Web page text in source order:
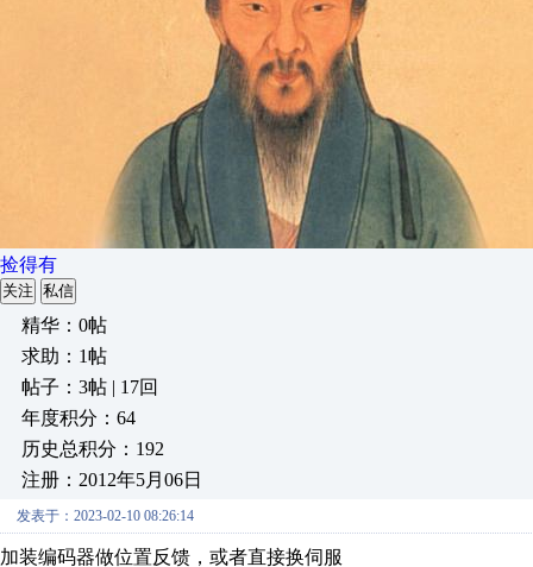
捡得有
关注 私信
精华：0帖
求助：1帖
帖子：3帖 | 17回
年度积分：64
历史总积分：192
注册：2012年5月06日
发表于：2023-02-10 08:26:14
加装编码器做位置反馈，或者直接换伺服